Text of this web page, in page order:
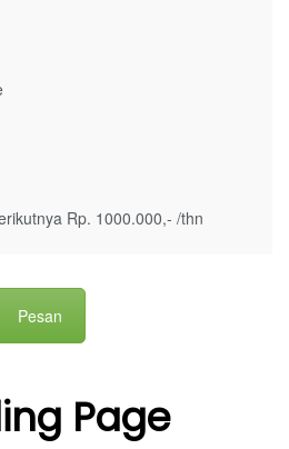
Rp. 1000.000,- /thn
Pesan
Page